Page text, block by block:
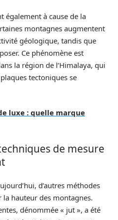
également à cause de la
montagnes augmentent
géologique, tandis que
Ce phénomène est
la région de l’Himalaya, qui
tectoniques se
luxe : quelle marque
de mesure
d’autres méthodes
hauteur des montagnes.
dénommée « jut », a été